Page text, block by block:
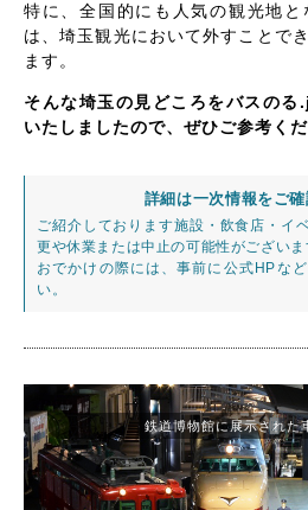
特に、全国的にも人気の観光地
は、埼玉観光において外すことで
ます。
そんな埼玉の見どころをバスの
いたしましたので、ぜひご参考くだ
詳細は一次情報をご
ご紹介しております施設・飲食店・イ
更や休業または中止の可能性がございま
おでかけの際には、事前に公式HPな
い。
鉄道博物館に展示された